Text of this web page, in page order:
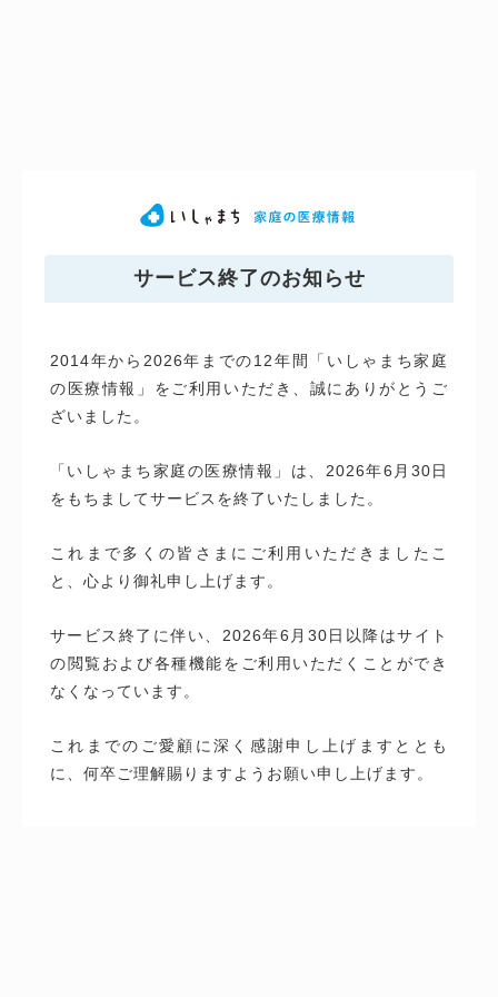
サービス終了のお知らせ
2014年から2026年までの12年間「いしゃまち家庭
の医療情報」をご利用いただき、誠にありがとうご
ざいました。
「いしゃまち家庭の医療情報」は、2026年6月30日
をもちましてサービスを終了いたしました。
これまで多くの皆さまにご利用いただきましたこ
と、心より御礼申し上げます。
サービス終了に伴い、2026年6月30日以降はサイト
の閲覧および各種機能をご利用いただくことができ
なくなっています。
これまでのご愛顧に深く感謝申し上げますととも
に、何卒ご理解賜りますようお願い申し上げます。